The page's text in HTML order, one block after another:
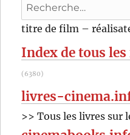
pour
:
titre de film –
Index de tous
(6380)
livres-
>> Tous les livres sur